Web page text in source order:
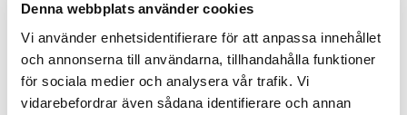
Denna webbplats använder cookies
Vi använder enhetsidentifierare för att anpassa innehållet
och annonserna till användarna, tillhandahålla funktioner
för sociala medier och analysera vår trafik. Vi
vidarebefordrar även sådana identifierare och annan
Standby-tid
4 år
Batterityp
Litiummangandioxid
Flergångs
Ja